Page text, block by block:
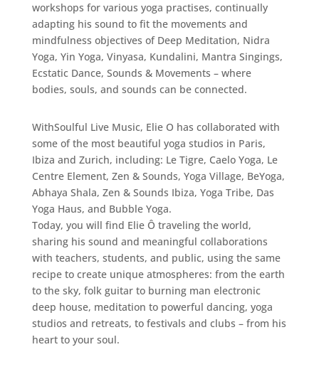
workshops for various yoga practises, continually
adapting his sound to fit the movements and
mindfulness objectives of Deep Meditation, Nidra
Yoga, Yin Yoga, Vinyasa, Kundalini, Mantra Singings,
Ecstatic Dance, Sounds & Movements – where
bodies, souls, and sounds can be connected.
WithSoulful Live Music, Elie O has collaborated with
some of the most beautiful yoga studios in Paris,
Ibiza and Zurich, including: Le Tigre, Caelo Yoga, Le
Centre Element, Zen & Sounds, Yoga Village, BeYoga,
Abhaya Shala, Zen & Sounds Ibiza, Yoga Tribe, Das
Yoga Haus, and Bubble Yoga.
Today, you will find Elie Ô traveling the world,
sharing his sound and meaningful collaborations
with teachers, students, and public, using the same
recipe to create unique atmospheres: from the earth
to the sky, folk guitar to burning man electronic
deep house, meditation to powerful dancing, yoga
studios and retreats, to festivals and clubs – from his
heart to your soul.